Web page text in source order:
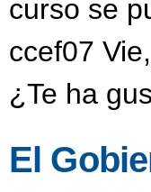
curso se
ccef07
¿Te ha
El